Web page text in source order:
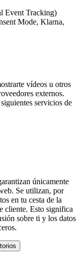
Event Tracking)
Mode, Klarna,
vídeos u otros
externos.
servicios de
únicamente
Se utilizan, por
en tu cesta de la
cliente. Esto significa
sobre ti y los datos